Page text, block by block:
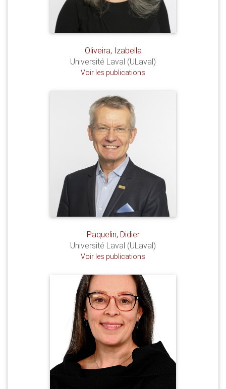
Oliveira, Izabella
Université Laval (ULaval)
Voir les publications
Paquelin, Didier
Université Laval (ULaval)
Voir les publications